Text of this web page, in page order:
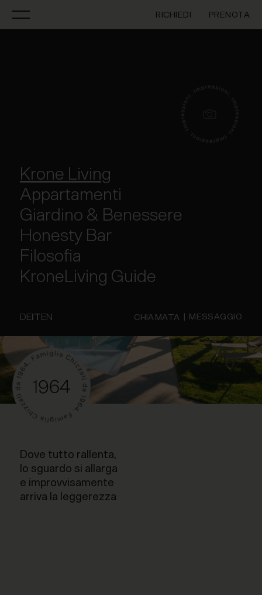
RICHIEDI PRENOTA
Krone Living
Appartamenti
Giardino & Benessere
Honesty Bar
Filosofia
KroneLiving Guide
DEITEN CHIAMATA MESSAGGIO
Dove tutto rallenta,
lo sguardo si allarga
e improvvisamente
arriva la leggerezza